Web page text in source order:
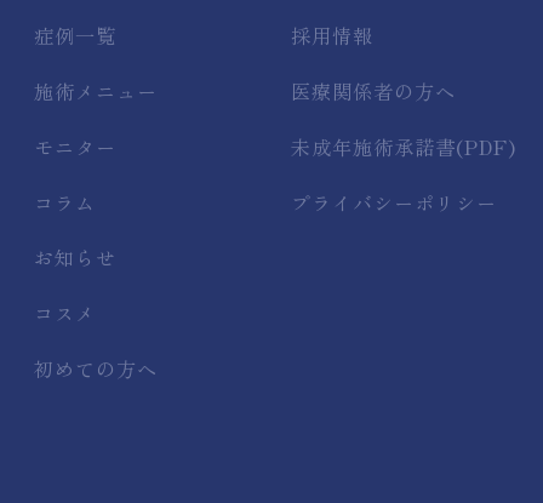
症例一覧
施術メニュー
モニター
コラム
お知らせ
コスメ
初めての方へ
採用情報
医療関係者の方へ
未成年施術承諾書(PDF)
プライバシーポリシー